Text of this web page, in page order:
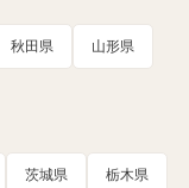
秋田県 山形県
茨城県 栃木県